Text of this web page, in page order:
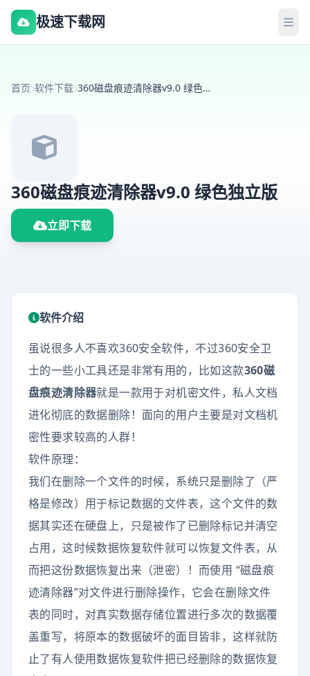
极速下载网
首页 软件下载 360磁盘痕迹清除器v9.0 绿色独立版
360磁盘痕迹清除器v9.0 绿色独立版
立即下载
软件介绍
虽说很多人不喜欢360安全软件，不过360安全卫
士的一些小工具还是非常有用的，比如这款360磁
盘痕迹清除器就是一款用于对机密文件，私人文档
进化彻底的数据删除！面向的用户主要是对文档机
密性要求较高的人群！
软件原理：
我们在删除一个文件的时候，系统只是删除了（严
格是修改）用于标记数据的文件表，这个文件的数
据其实还在硬盘上，只是被作了已删除标记并清空
占用，这时候数据恢复软件就可以恢复文件表，从
而把这份数据恢复出来（泄密）！而使用 “磁盘痕
迹清除器”对文件进行删除操作，它会在删除文件
表的同时，对真实数据存储位置进行多次的数据覆
盖重写，将原本的数据破坏的面目皆非，这样就防
止了有人使用数据恢复软件把已经删除的数据恢复